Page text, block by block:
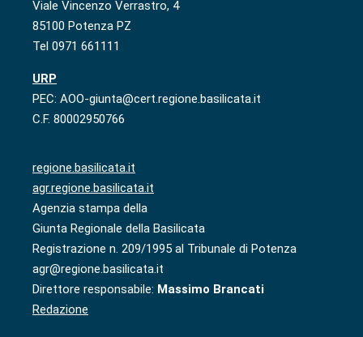
Viale Vincenzo Verrastro, 4
85100 Potenza PZ
Tel 0971 661111
URP
PEC: AOO-giunta@cert.regione.basilicata.it
C.F. 80002950766
regione.basilicata.it
agr.regione.basilicata.it
Agenzia stampa della
Giunta Regionale della Basilicata
Registrazione n. 209/1995 al Tribunale di Potenza
agr@regione.basilicata.it
Direttore responsabile: Massimo Brancati
Redazione